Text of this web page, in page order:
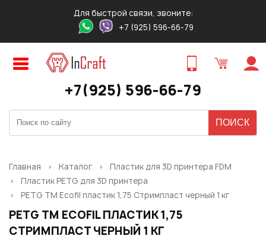
Для быстрой связи, звоните:
+7 (925) 596-66-79
+7(925) 596-66-79
Главная Каталог
Пластик для 3D принтера FDM
Пластик PETG для 3D принтера
PETG TM Ecofil пластик 1,75 Стримпласт черный 1 кг
PETG TM ECOFIL ПЛАСТИК 1,75
СТРИМПЛАСТ ЧЕРНЫЙ 1 КГ
ОБРАТНЫЙ ЗВОНОК
Контактный телефон*:
Ваш E-mail*:
ЗАКАЗ ТОВАРА В 1 КЛИК
Ваш E-mail*:
Ваш телефон*:
Авторизация
Пароль:
Запомнить меня
ПРЕДВАРИТЕЛЬНЫЙ ЗАКАЗ
ТОВАРА
Ваше имя*:
Ваш E-mail*: